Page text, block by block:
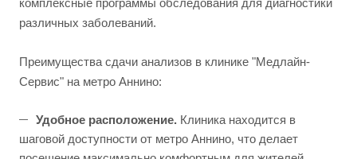
комплексные программы обследования для диагностики
различных заболеваний.
Преимущества сдачи анализов в клинике "Медлайн-
Сервис" на метро Аннино:
Удобное расположение. Клиника находится в
шаговой доступности от метро Аннино, что делает